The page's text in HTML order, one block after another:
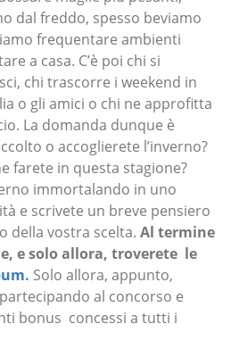
dal freddo, spesso beviamo
frequentare ambienti
a casa. C’è poi chi si
chi trascorre i weekend in
o gli amici o chi ne approfitta
La domanda dunque è
o accoglierete l’inverno?
farete in questa stagione?
immortalando in uno
e scrivete un breve pensiero
della vostra scelta. Al termine
e solo allora, troverete le
Solo allora, appunto,
al concorso e
bonus concessi a tutti i